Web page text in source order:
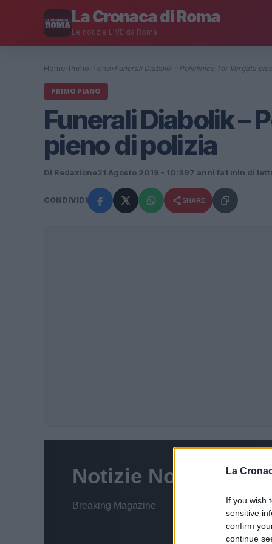
La
If you wish
sensitive
confirm
continue
La Cronaca di Roma
Le notizie LIVE da Roma
Home› Primo Piano› Funerali Diabolik – Policlinico Tor Vergata
PRIMO PIANO
Funerali Diabolik –
pieno di polizia
Di Redazione21 Agosto 2019 - 10:397 anni fa1 min di
CONDIVIDI SHARE